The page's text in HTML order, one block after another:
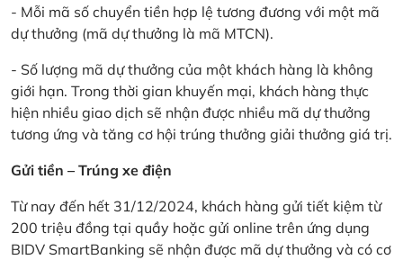
- Mỗi mã số chuyển tiền hợp lệ tương đương với một mã
dự thưởng (mã dự thưởng là mã MTCN).
- Số lượng mã dự thưởng của một khách hàng là không
giới hạn. Trong thời gian khuyến mại, khách hàng thực
hiện nhiều giao dịch sẽ nhận được nhiều mã dự thưởng
tương ứng và tăng cơ hội trúng thưởng giải thưởng giá trị.
Gửi tiền – Trúng xe điện
Từ nay đến hết 31/12/2024, khách hàng gửi tiết kiệm từ
200 triệu đồng tại quầy hoặc gửi online trên ứng dụng
BIDV SmartBanking sẽ nhận được mã dự thưởng và có cơ